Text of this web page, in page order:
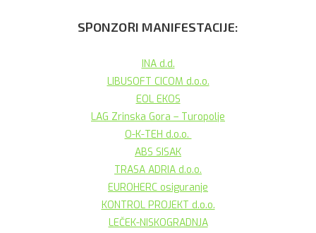
SPONZORI MANIFESTACIJE:
INA d.d.
LIBUSOFT CICOM d.o.o.
EOL EKOS
LAG Zrinska Gora – Turopolje
O-K-TEH d.o.o.
ABS SISAK
TRASA ADRIA d.o.o.
EUROHERC osiguranje
KONTROL PROJEKT d.o.o.
LEČEK-NISKOGRADNJA